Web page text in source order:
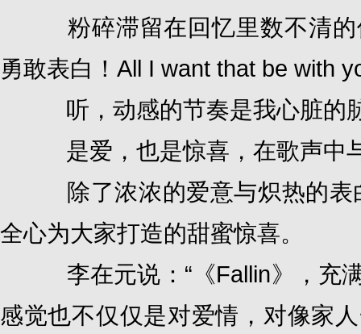
粉碎滞留在回忆里数不清的
勇敢表白！All I want that be with
听，动感的节奏是我心脏的
是爱，也是惊喜，在歌声中
除了浓浓的爱意与炽热的表
全心为大家打造的甜蜜惊喜。
李在元说：“《Fallin》，充
感觉也不仅仅是对爱情，对像家